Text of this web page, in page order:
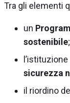
Tra gli elementi
un
sostenibile;
sicurezza
il riordino